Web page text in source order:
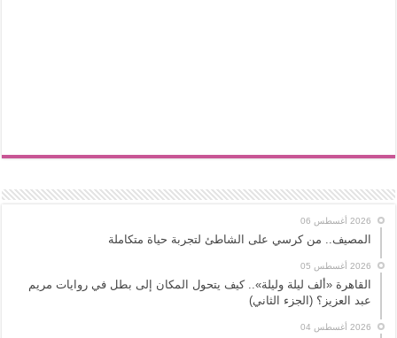
2026 أغسطس 06
المصيف.. من كرسي على الشاطئ لتجربة حياة متكاملة
2026 أغسطس 05
القاهرة «ألف ليلة وليلة».. كيف يتحول المكان إلى بطل في روايات مريم
عبد العزيز؟ (الجزء الثاني)
2026 أغسطس 04